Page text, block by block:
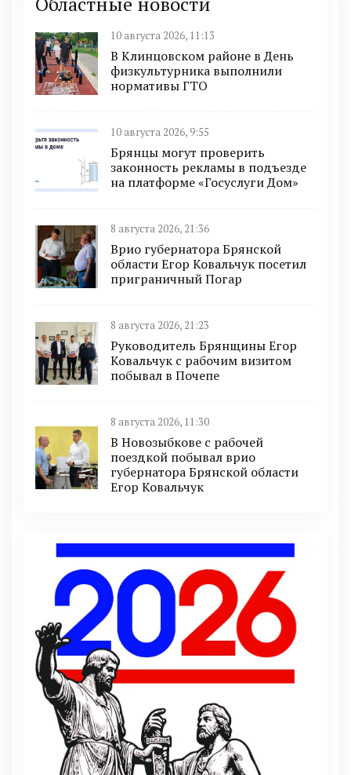
10 августа 2026, 11:13
В Клинцовском районе в День
физкультурника выполнили
нормативы ГТО
10 августа 2026, 9:55
Брянцы могут проверить
законность рекламы в подъезде
на платформе «Госуслуги Дом»
8 августа 2026, 21:36
Врио губернатора Брянской
области Егор Ковальчук посетил
приграничный Погар
8 августа 2026, 21:23
Руководитель Брянщины Егор
Ковальчук с рабочим визитом
побывал в Почепе
8 августа 2026, 11:30
В Новозыбкове с рабочей
поездкой побывал врио
губернатора Брянской области
Егор Ковальчук